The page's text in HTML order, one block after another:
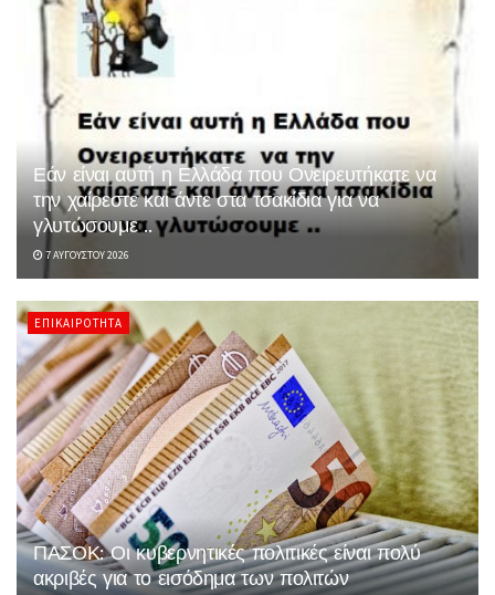
Εάν είναι αυτή η Ελλάδα που Ονειρευτήκατε να
την χαίρεστε και άντε στα τσακίδια για να
γλυτώσουμε ..
7 ΑΥΓΟΎΣΤΟΥ 2026
ΕΠΙΚΑΙΡΌΤΗΤΑ
ΠΑΣΟΚ: Οι κυβερνητικές πολιτικές είναι πολύ
ακριβές για το εισόδημα των πολιτών